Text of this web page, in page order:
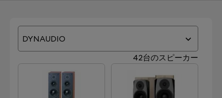
DYNAUDIO
42台のスピーカー